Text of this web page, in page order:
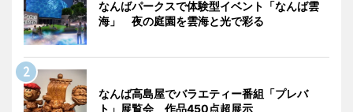
なんばパークスで体験型イベント「なんば雲
海」 夜の庭園を雲海と光で彩る
なんば高島屋でバラエティー番組「プレバ
ト」展覧会 作品450点超展示